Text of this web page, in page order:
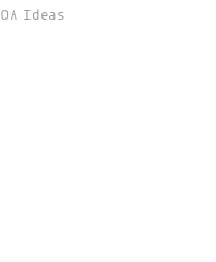
Ideas